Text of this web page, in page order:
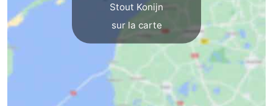
Texel
Météo
Contact
Stout Konijn
sur la carte